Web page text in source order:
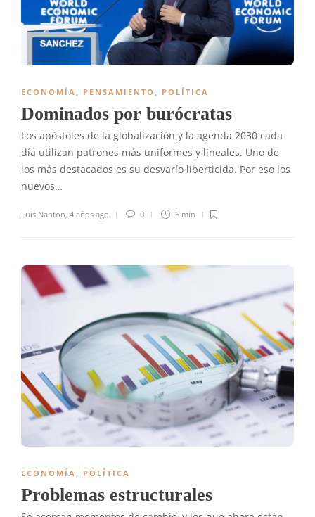
ECONOMÍA PENSAMIENTO POLÍTICA
Dominados por burócratas
Los apóstoles de la globalización y la agenda 2030 cada
día utilizan patrones más uniformes y lineales. Uno de
los más destacados es su desvarío liberticida. Por eso los
nuevos…
Luis Nanton 4 años ago 0 6 min
ECONOMÍA POLÍTICA
Problemas estructurales